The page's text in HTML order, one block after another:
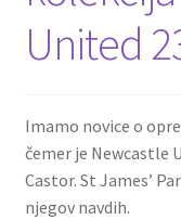
United
Imamo novice o
čemer je Newcastle
Castor. St James’
njegov navdih.